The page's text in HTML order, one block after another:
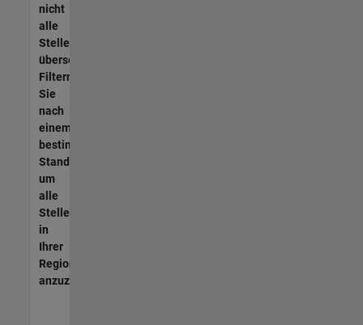
nicht
alle
Stellen
übersetzt.
Filtern
Sie
nach
einem
bestimmten
Standort,
um
alle
Stellenangebote
in
Ihrer
Region
anzuzeigen.